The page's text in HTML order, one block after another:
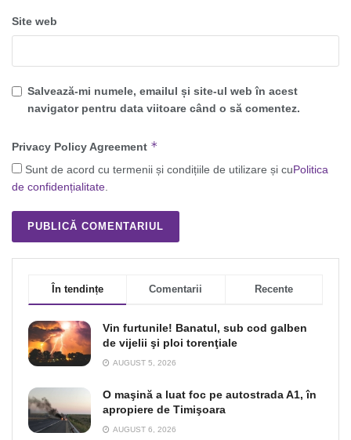
Site web
Salvează-mi numele, emailul și site-ul web în acest
navigator pentru data viitoare când o să comentez.
Privacy Policy Agreement *
Sunt de acord cu termenii și condițiile de utilizare și cuPolitica
de confidențialitate.
În tendințe Comentarii Recente
Vin furtunile! Banatul, sub cod galben
de vijelii şi ploi torenţiale
AUGUST 5, 2026
O maşină a luat foc pe autostrada A1, în
apropiere de Timişoara
AUGUST 6, 2026